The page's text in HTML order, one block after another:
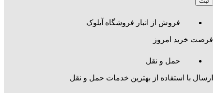
فروش از انبار فروشگاه آیلوک
فرصت خرید امروز
حمل و نقل
ارسال با استفاده از بهترین خدمات حمل و نقل